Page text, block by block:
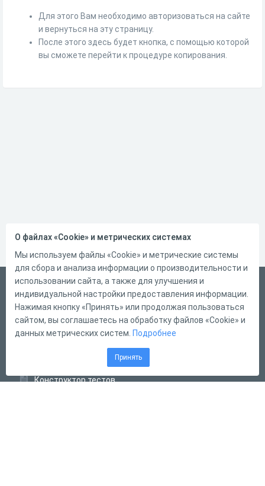
Для этого Вам необходимо авторизоваться на сайте
и вернуться на эту страницу.
После этого здесь будет кнопка, с помощью которой
вы сможете перейти к процедуре копирования.
Русский
Справка
Форма обратной связи
Конструктор тестов
О файлах «Cookie» и метрических системах
Мы используем файлы «Cookie» и метрические системы
для сбора и анализа информации о производительности и
использовании сайта, а также для улучшения и
индивидуальной настройки предоставления информации.
Нажимая кнопку «Принять» или продолжая пользоваться
сайтом, вы соглашаетесь на обработку файлов «Cookie» и
данных метрических систем. Подробнее
Принять